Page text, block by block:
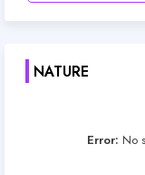
NATURE
Error: No